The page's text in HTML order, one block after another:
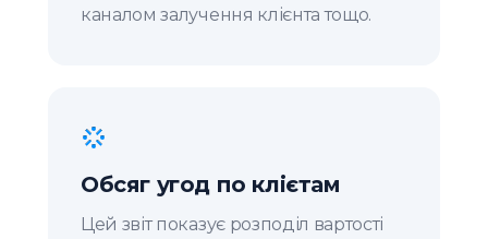
каналом залучення клієнта тощо.
Обсяг угод по клієтам
Цей звіт показує розподіл вартості